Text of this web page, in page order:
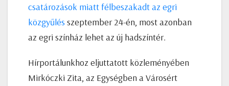
csatározások miatt félbeszakadt az egri
közgyűlés szeptember 24-én, most azonban
az egri színház lehet az új hadszíntér.
Hírportálunkhoz eljuttatott közleményében
Mirkóczki Zita, az Egységben a Városért